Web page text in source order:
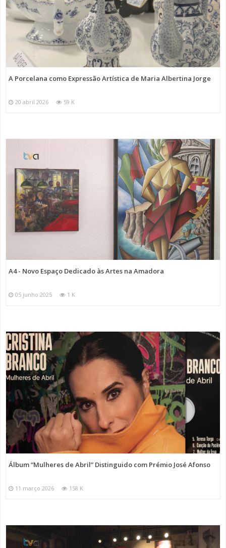
A Porcelana como Expressão Artística de Maria Albertina Jorge
20 abril 2026 59 K
A4 - Novo Espaço Dedicado às Artes na Amadora
05 junho 2025 1 K
Álbum “Mulheres de Abril” Distinguido com Prémio José Afonso
11 março 2026 158 K